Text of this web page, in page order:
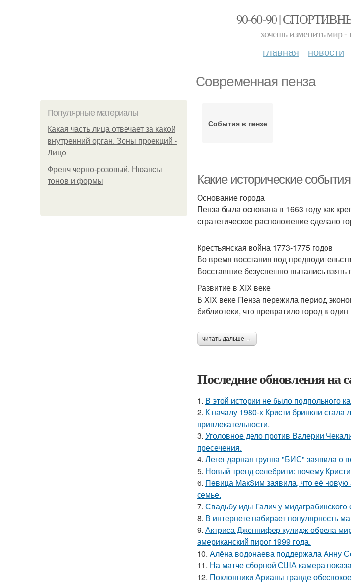
90-60-90 |
хочешь изменить мир -
главная новости
Современная пенза
Популярные материалы
Какая часть лица отвечает за какой
внутренний орган. Зоны проекций -
Лицо
Френч черно-розовый. Нюансы
тонов и формы
События в пензе
Какие исторические
Основание города
Пенза была основана в 1663 году как
стратегическое расположение сделало
Крестьянская война 1773-1775 годов
Во время восстания под
Восставшие безуспешно пытались
Развитие в XIX веке
В XIX веке Пенза пережила период
библиотеки, что превратило город в
читать дальше →
Последние обновления на
1. В этой истории не было подпольного
2. К началу 1980-х Кристи бринкли
привлекательности.
3. Уголовное дело против Валерии
пресечения.
4. Легендарная группа "БИС" заявила о
5. Новый тренд селебрити: почему
6. Пeвица MакSим заявила, что её
семье.
7. Свадьбу иды Галич у
8. В интернете набирает популярность
9. Актриса Дженнифер кулидж обрела
американский пирог 1999 года.
10. Алёна водонаева поддержала Анну
11. На матче сборной США камера
12. Поклонники Арианы гранде